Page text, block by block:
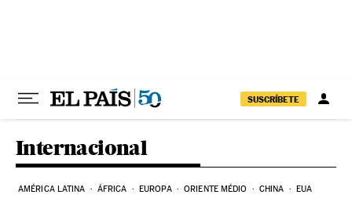
SUSCRÍBETE
Internacional
AMÉRICA LATINA ÁFRICA EUROPA ORIENTE MÉDIO CHINA EUA